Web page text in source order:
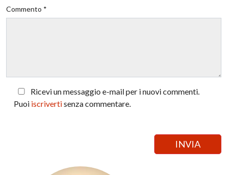
Commento *
Ricevi un messaggio e-mail per i nuovi commenti.
Puoi iscrivertisenza commentare.